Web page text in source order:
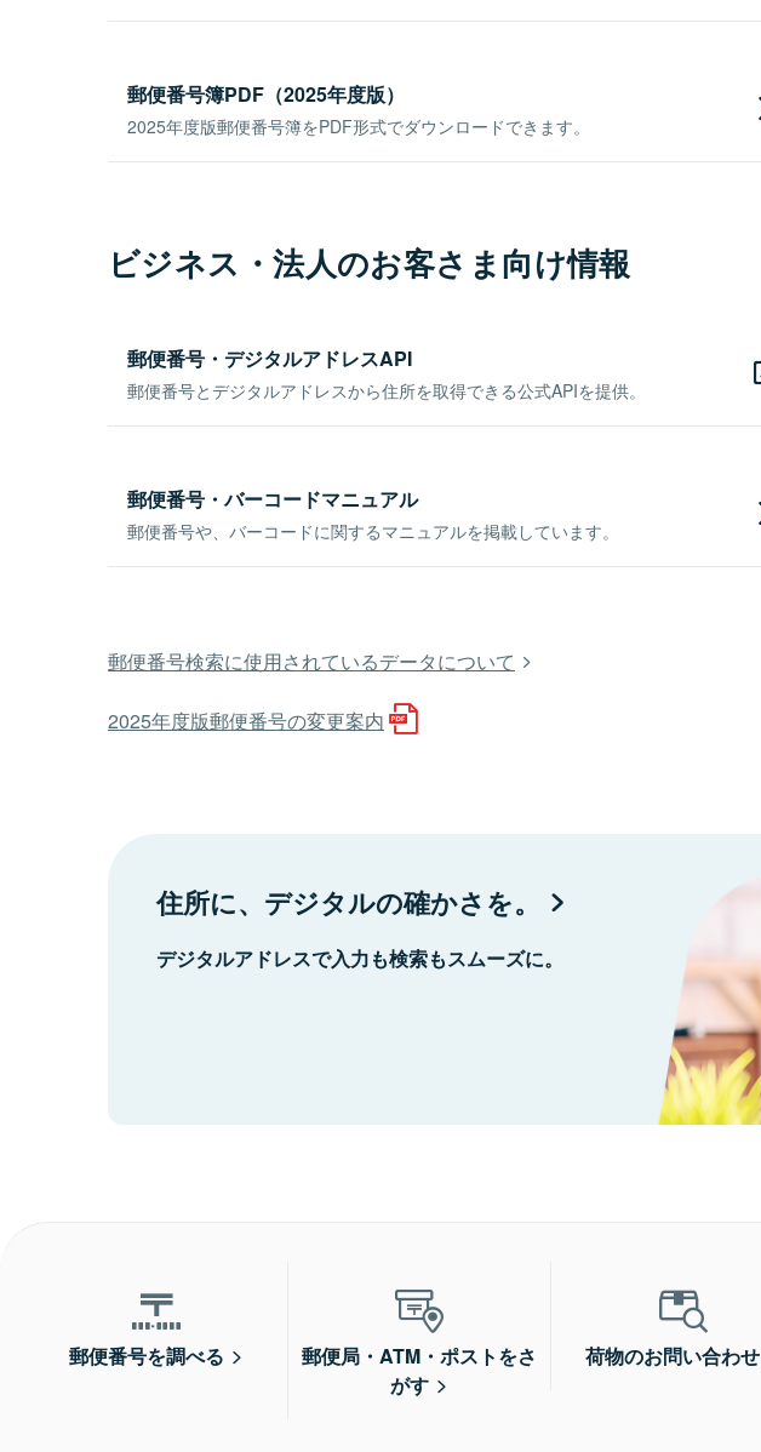
郵便番号簿PDF（2025年度版）
2025年度版郵便番号簿をPDF形式でダウンロードできます。
ビジネス・法人のお客さま向け情報
郵便番号・デジタルアドレスAPI
郵便番号とデジタルアドレスから住所を取得できる公式APIを提供。
郵便番号・バーコードマニュアル
郵便番号や、バーコードに関するマニュアルを掲載しています。
郵便番号検索に使用されているデータについて
2025年度版郵便番号の変更案内
住所に、デジタルの確かさを。
デジタルアドレスで入力も検索もスムーズに。
郵便番号を調べる
郵便局・ATM・ポストをさ
がす
荷物のお問い合わせ